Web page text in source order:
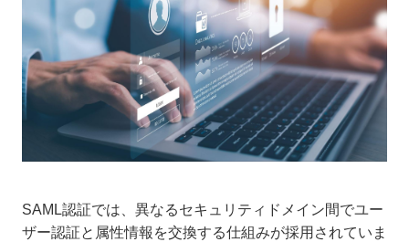
SAML認証では、異なるセキュリティドメイン間でユー
ザー認証と属性情報を交換する仕組みが採用されていま